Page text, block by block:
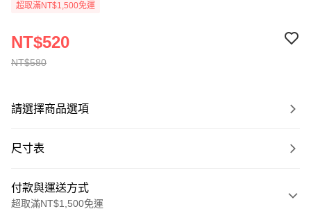
超取滿NT$1,500免運
NT$580
NT$520
請選擇商品選項
尺寸表
付款與運送方式
超取滿NT$1,500免運